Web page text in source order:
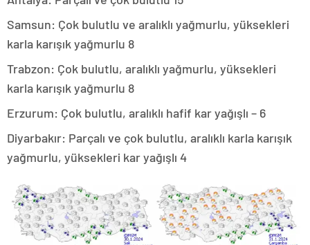
Samsun: Çok bulutlu ve aralıklı yağmurlu, yüksekleri
karla karışık yağmurlu 8
Trabzon: Çok bulutlu, aralıklı yağmurlu, yüksekleri
karla karışık yağmurlu 8
Erzurum: Çok bulutlu, aralıklı hafif kar yağışlı – 6
Diyarbakır: Parçalı ve çok bulutlu, aralıklı karla karışık
yağmurlu, yüksekleri kar yağışlı 4